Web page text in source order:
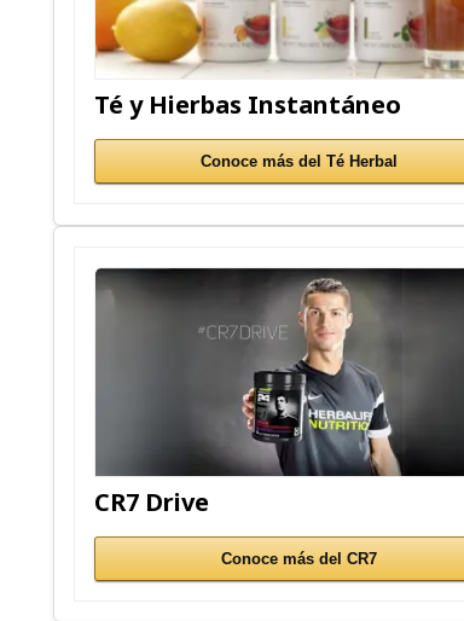
Té y Hierbas Instantáneo
Conoce más del Té Herbal
CR7 Drive
Conoce más del CR7